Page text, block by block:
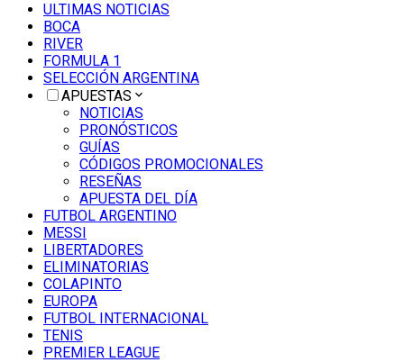
ULTIMAS NOTICIAS
BOCA
RIVER
FORMULA 1
SELECCIÓN ARGENTINA
APUESTAS
NOTICIAS
PRONÓSTICOS
GUÍAS
CÓDIGOS PROMOCIONALES
RESEÑAS
APUESTA DEL DÍA
FUTBOL ARGENTINO
MESSI
LIBERTADORES
ELIMINATORIAS
COLAPINTO
EUROPA
FUTBOL INTERNACIONAL
TENIS
PREMIER LEAGUE